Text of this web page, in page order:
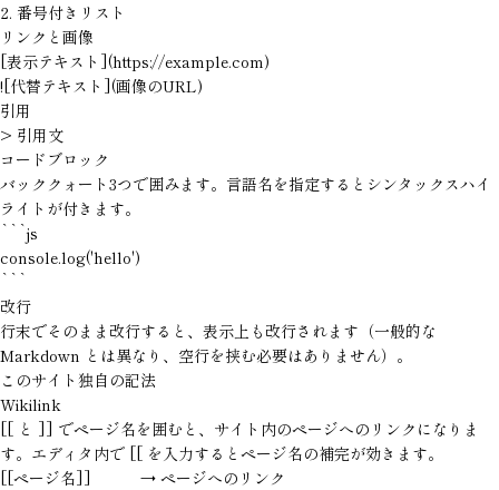
2. 番号付きリスト
リンクと画像
[表示テキスト](https://example.com)
![代替テキスト](画像のURL)
引用
> 引用文
コードブロック
バッククォート3つで囲みます。言語名を指定するとシンタックスハイ
ライトが付きます。
```js
console.log('hello')
```
改行
行末でそのまま改行すると、表示上も改行されます（一般的な
Markdown とは異なり、空行を挟む必要はありません）。
このサイト独自の記法
Wikilink
[[ と ]] でページ名を囲むと、サイト内のページへのリンクになりま
す。エディタ内で [[ を入力するとページ名の補完が効きます。
[[ページ名]]           → ページへのリンク